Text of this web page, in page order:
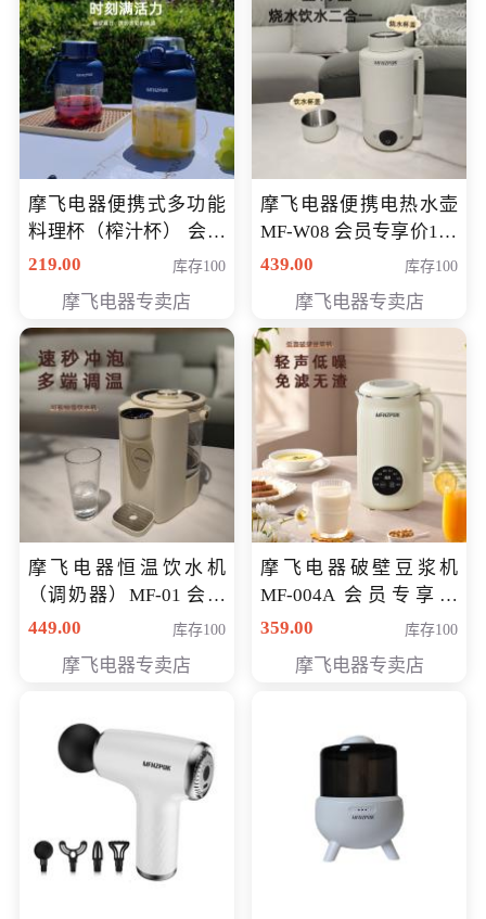
摩飞电器便携式多功能
料理杯（榨汁杯） 会员
专享价118元
219.00 库存100
摩飞电器专卖店
摩飞电器便携电热水壶
MF-W08 会员专享价198
元
439.00 库存100
摩飞电器专卖店
摩飞电器恒温饮水机
（调奶器）MF-01 会员
专享价366元
449.00 库存100
摩飞电器专卖店
摩飞电器破壁豆浆机
MF-004A 会员专享价
168元
359.00 库存100
摩飞电器专卖店